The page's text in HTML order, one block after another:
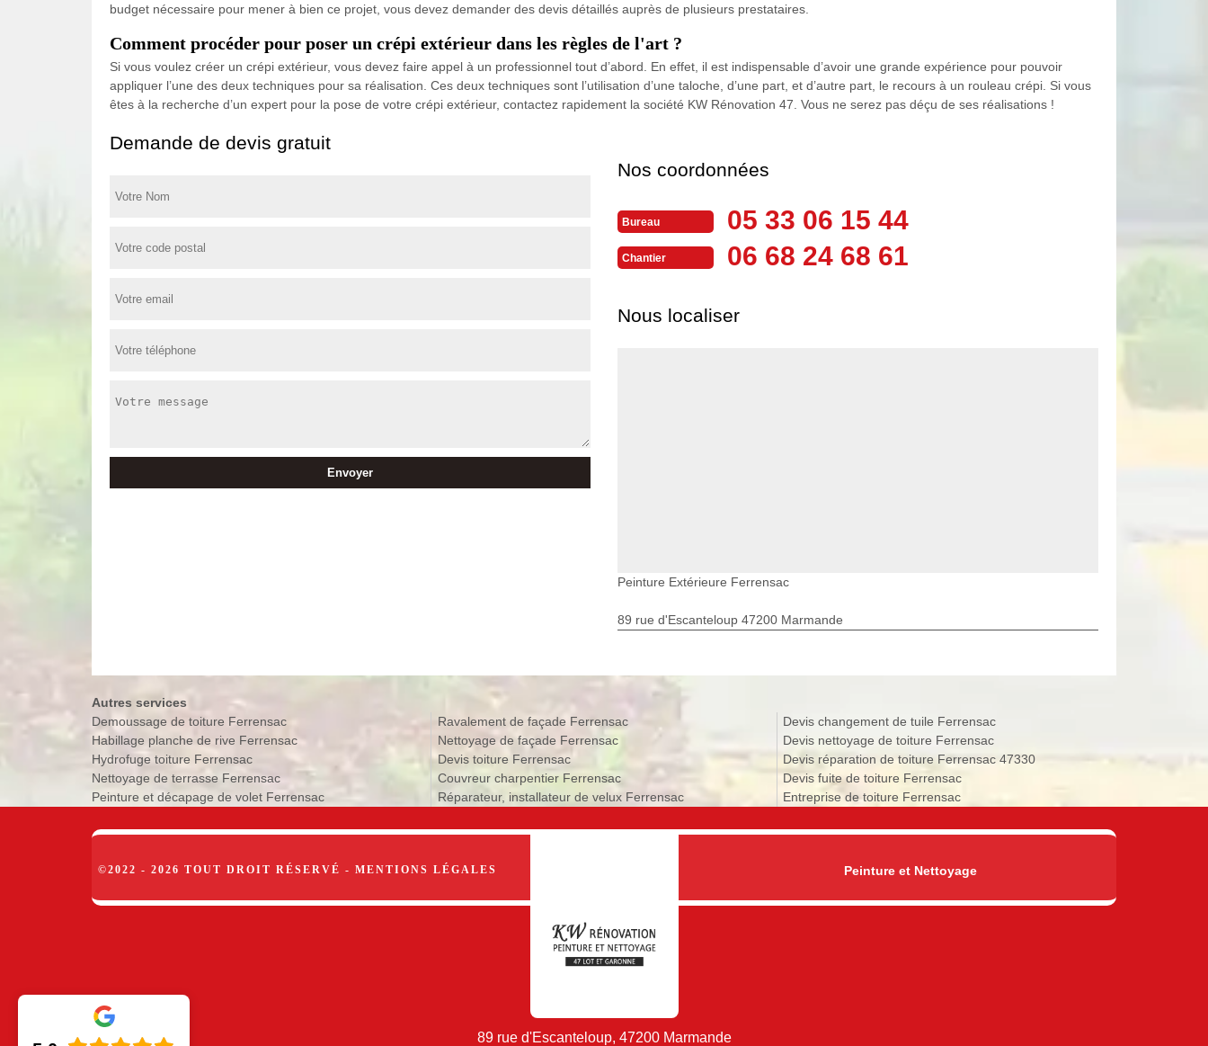
budget nécessaire pour mener à bien ce projet, vous devez demander des devis détaillés auprès de plusieurs prestataires.
Comment procéder pour poser un crépi extérieur dans les règles de l'art ?
Si vous voulez créer un crépi extérieur, vous devez faire appel à un professionnel tout d’abord. En effet, il est indispensable d’avoir une grande expérience pour pouvoir
appliquer l’une des deux techniques pour sa réalisation. Ces deux techniques sont l’utilisation d’une taloche, d’une part, et d’autre part, le recours à un rouleau crépi. Si vous
êtes à la recherche d’un expert pour la pose de votre crépi extérieur, contactez rapidement la société KW Rénovation 47. Vous ne serez pas déçu de ses réalisations !
Demande de devis gratuit
Nos coordonnées
Bureau 05 33 06 15 44
Chantier 06 68 24 68 61
Nous localiser
Peinture Extérieure Ferrensac
89 rue d'Escanteloup 47200 Marmande
Autres services
Demoussage de toiture Ferrensac
Habillage planche de rive Ferrensac
Hydrofuge toiture Ferrensac
Nettoyage de terrasse Ferrensac
Peinture et décapage de volet Ferrensac
Ravalement de façade Ferrensac
Nettoyage de façade Ferrensac
Devis toiture Ferrensac
Couvreur charpentier Ferrensac
Réparateur, installateur de velux Ferrensac
Devis changement de tuile Ferrensac
Devis nettoyage de toiture Ferrensac
Devis réparation de toiture Ferrensac 47330
Devis fuite de toiture Ferrensac
Entreprise de toiture Ferrensac
©2022 - 2026 TOUT DROIT RÉSERVÉ - MENTIONS LÉGALES Peinture et Nettoyage
89 rue d'Escanteloup, 47200 Marmande